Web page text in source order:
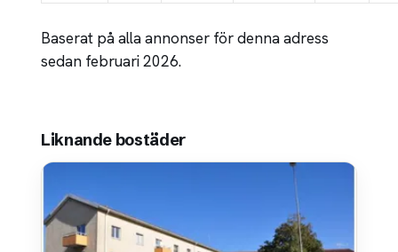
Baserat på alla annonser för denna adress
sedan februari 2026.
Liknande bostäder